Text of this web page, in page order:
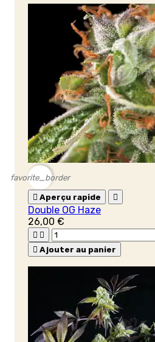
favorite_border
 Aperçu rapide 
Double OG Haze
26,00 €
 
 Ajouter au panier